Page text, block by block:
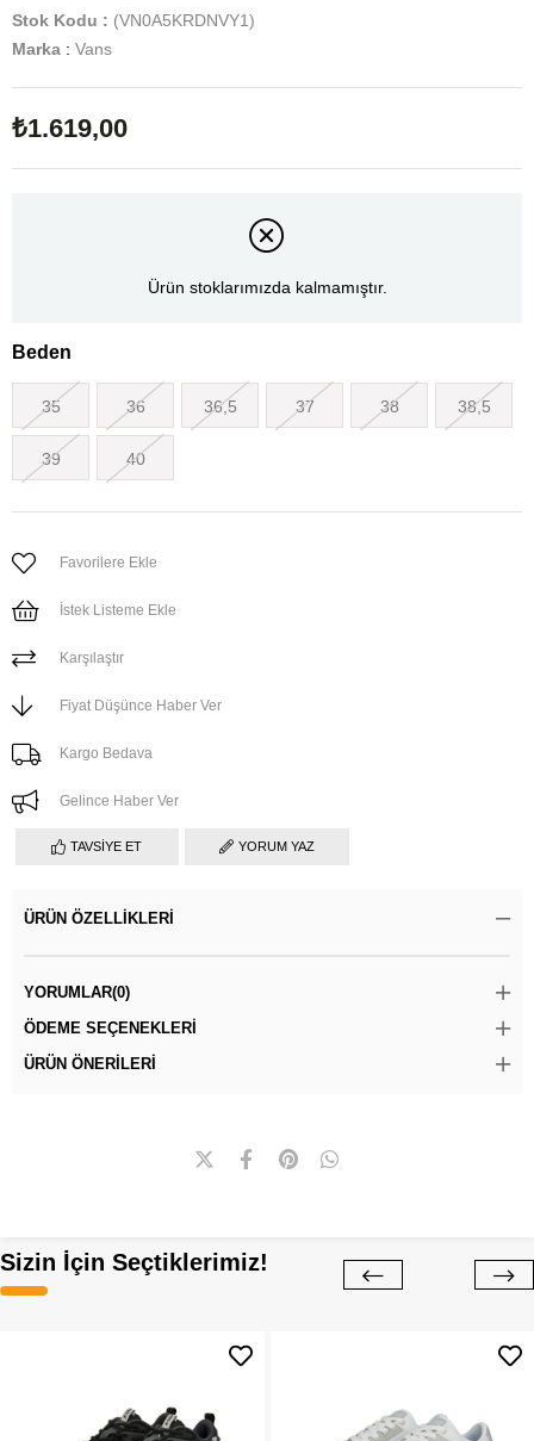
Stok Kodu
(VN0A5KRDNVY1)
Marka : Vans
₺1.619,00
Ürün stoklarımızda kalmamıştır.
Beden
35 36 36,5 37 38 38,5
39 40
Favorilere Ekle
İstek Listeme Ekle
Karşılaştır
Fiyat Düşünce Haber Ver
Kargo Bedava
Gelince Haber Ver
TAVSIYE ET YORUM YAZ
ÜRÜN ÖZELLIKLERI
YORUMLAR(0)
ÖDEME SEÇENEKLERI
ÜRÜN ÖNERILERI
Sizin İçin Seçtiklerimiz!